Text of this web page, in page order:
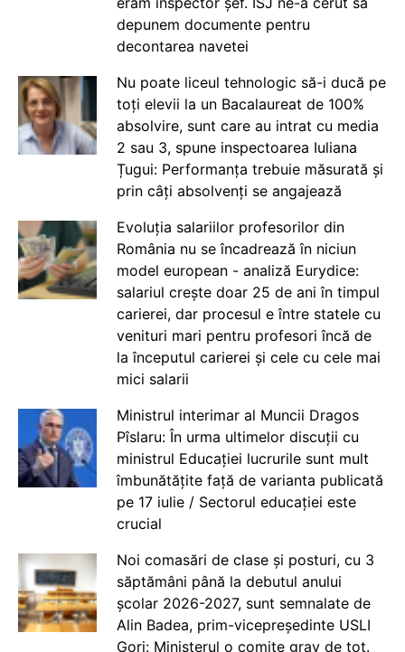
depunem documente pentru
decontarea navetei
Nu poate liceul tehnologic să-i ducă pe
toți elevii la un Bacalaureat de 100%
absolvire, sunt care au intrat cu media
2 sau 3, spune inspectoarea Iuliana
Țugui: Performanța trebuie măsurată și
prin câți absolvenți se angajează
Evoluția salariilor profesorilor din
România nu se încadrează în niciun
model european - analiză Eurydice:
salariul crește doar 25 de ani în timpul
carierei, dar procesul e între statele cu
venituri mari pentru profesori încă de
la începutul carierei și cele cu cele mai
mici salarii
Ministrul interimar al Muncii Dragos
Pîslaru: În urma ultimelor discuții cu
ministrul Educației lucrurile sunt mult
îmbunătățite față de varianta publicată
pe 17 iulie / Sectorul educației este
crucial
Noi comasări de clase și posturi, cu 3
săptămâni până la debutul anului
școlar 2026-2027, sunt semnalate de
Alin Badea, prim-vicepreședinte USLI
Gorj: Ministerul o comite grav de tot.